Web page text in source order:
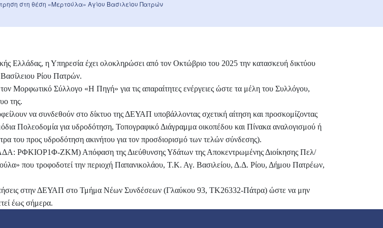
στη θέση «Μερτούλα» Αγίου Βασιλείου Πατρών
Ελλάδας, η Υπηρεσία έχει ολοκληρώσει από τον Οκτώβριο του 2025 την κατασκευή δικτύου
Ρίου Πατρών.
Μορφωτικό Σύλλογο «Η Πηγή» για τις απαραίτητες ενέργειες ώστε τα μέλη του Συλλόγου,
της.
να συνδεθούν στο δίκτυο της ΔΕΥΑΠ υποβάλλοντας σχετική αίτηση και προσκομίζοντας
Πολεοδομία για υδροδότηση, Τοπογραφικό Διάγραμμα οικοπέδου και Πίνακα αναλογισμού ή
του προς υδροδότηση ακινήτου για τον προσδιορισμό των τελών σύνδεσης).
ΡΦΚΙΟΡ1Φ-ΖΚΜ) Απόφαση της Διεύθυνσης Υδάτων της Αποκεντρωμένης Διοίκησης Πελ/
που τροφοδοτεί την περιοχή Παπανικολάου, Τ.Κ. Αγ. Βασιλείου, Δ.Δ. Ρίου, Δήμου Πατρέων,
στην ΔΕΥΑΠ στο Τμήμα Νέων Συνδέσεων (Γλαύκου 93, ΤΚ26332-Πάτρα) ώστε να μην
έως σήμερα.